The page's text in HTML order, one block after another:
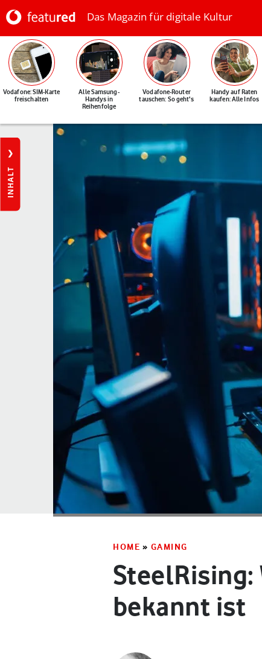
Das Magazin für digitale Kultur
Vodafone: SIM-Karte
freischalten
Alle Samsung-
Handys in
Reihenfolge
Vodafone-Router
tauschen: So geht's
Handy auf Raten
kaufen: Alle Infos
INHALT
HOME » GAMING
SteelRising:
bekannt ist